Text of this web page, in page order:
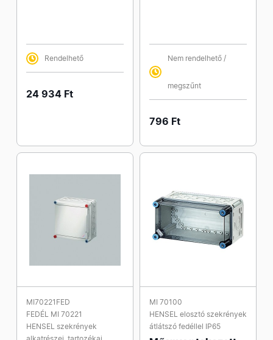
Rendelhető
24 934 Ft
Nem rendelhető /
megszűnt
796 Ft
MI70221FED
FEDÉL MI 70221
HENSEL szekrények
MI 70100
HENSEL elosztó szekrények
átlátszó fedéllel IP65